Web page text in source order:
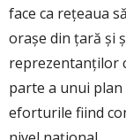
face ca rețeaua
orașe din țară și
reprezentanților
parte a unui
eforturile fiind